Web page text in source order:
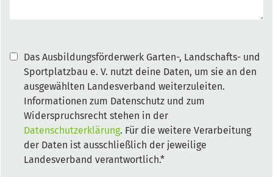
Das Ausbildungsförderwerk Garten-, Landschafts- und
Sportplatzbau e. V. nutzt deine Daten, um sie an den
ausgewählten Landesverband weiterzuleiten.
Informationen zum Datenschutz und zum
Widerspruchsrecht stehen in der
Datenschutzerklärung. Für die weitere Verarbeitung
der Daten ist ausschließlich der jeweilige
Landesverband verantwortlich.*